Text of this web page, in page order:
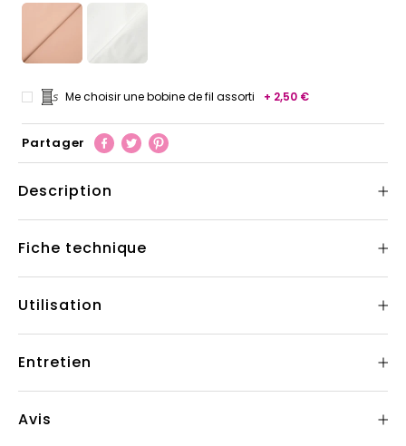
Me choisir une bobine de fil assorti + 2,50 €
Partager
Description
Fiche technique
Utilisation
Entretien
Avis